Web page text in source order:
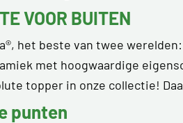
VOOR BUITEN
het beste van twee
met hoogwaardige
topper in onze collectie!
punten